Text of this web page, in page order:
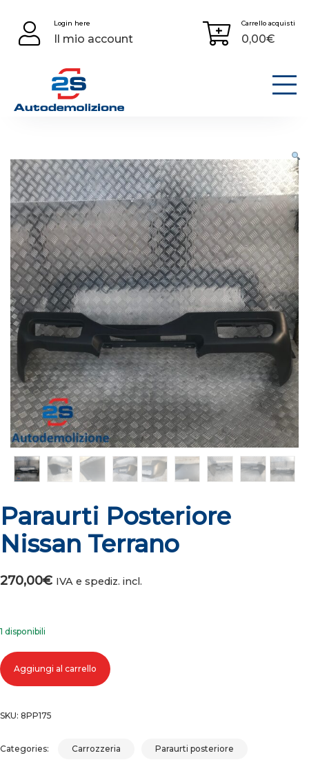
content
Login here
Il mio account
Carrello acquisti
0,00€
Paraurti Posteriore
Nissan Terrano
270,00€ IVA e spediz. incl.
1 disponibili
Paraurti posteriore nissan terrano quantità
Aggiungi al carrello
SKU: 8PP175
Categories: Carrozzeria Paraurti posteriore